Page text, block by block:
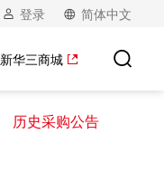
登录 简体中文
新华三商城
历史采购公告